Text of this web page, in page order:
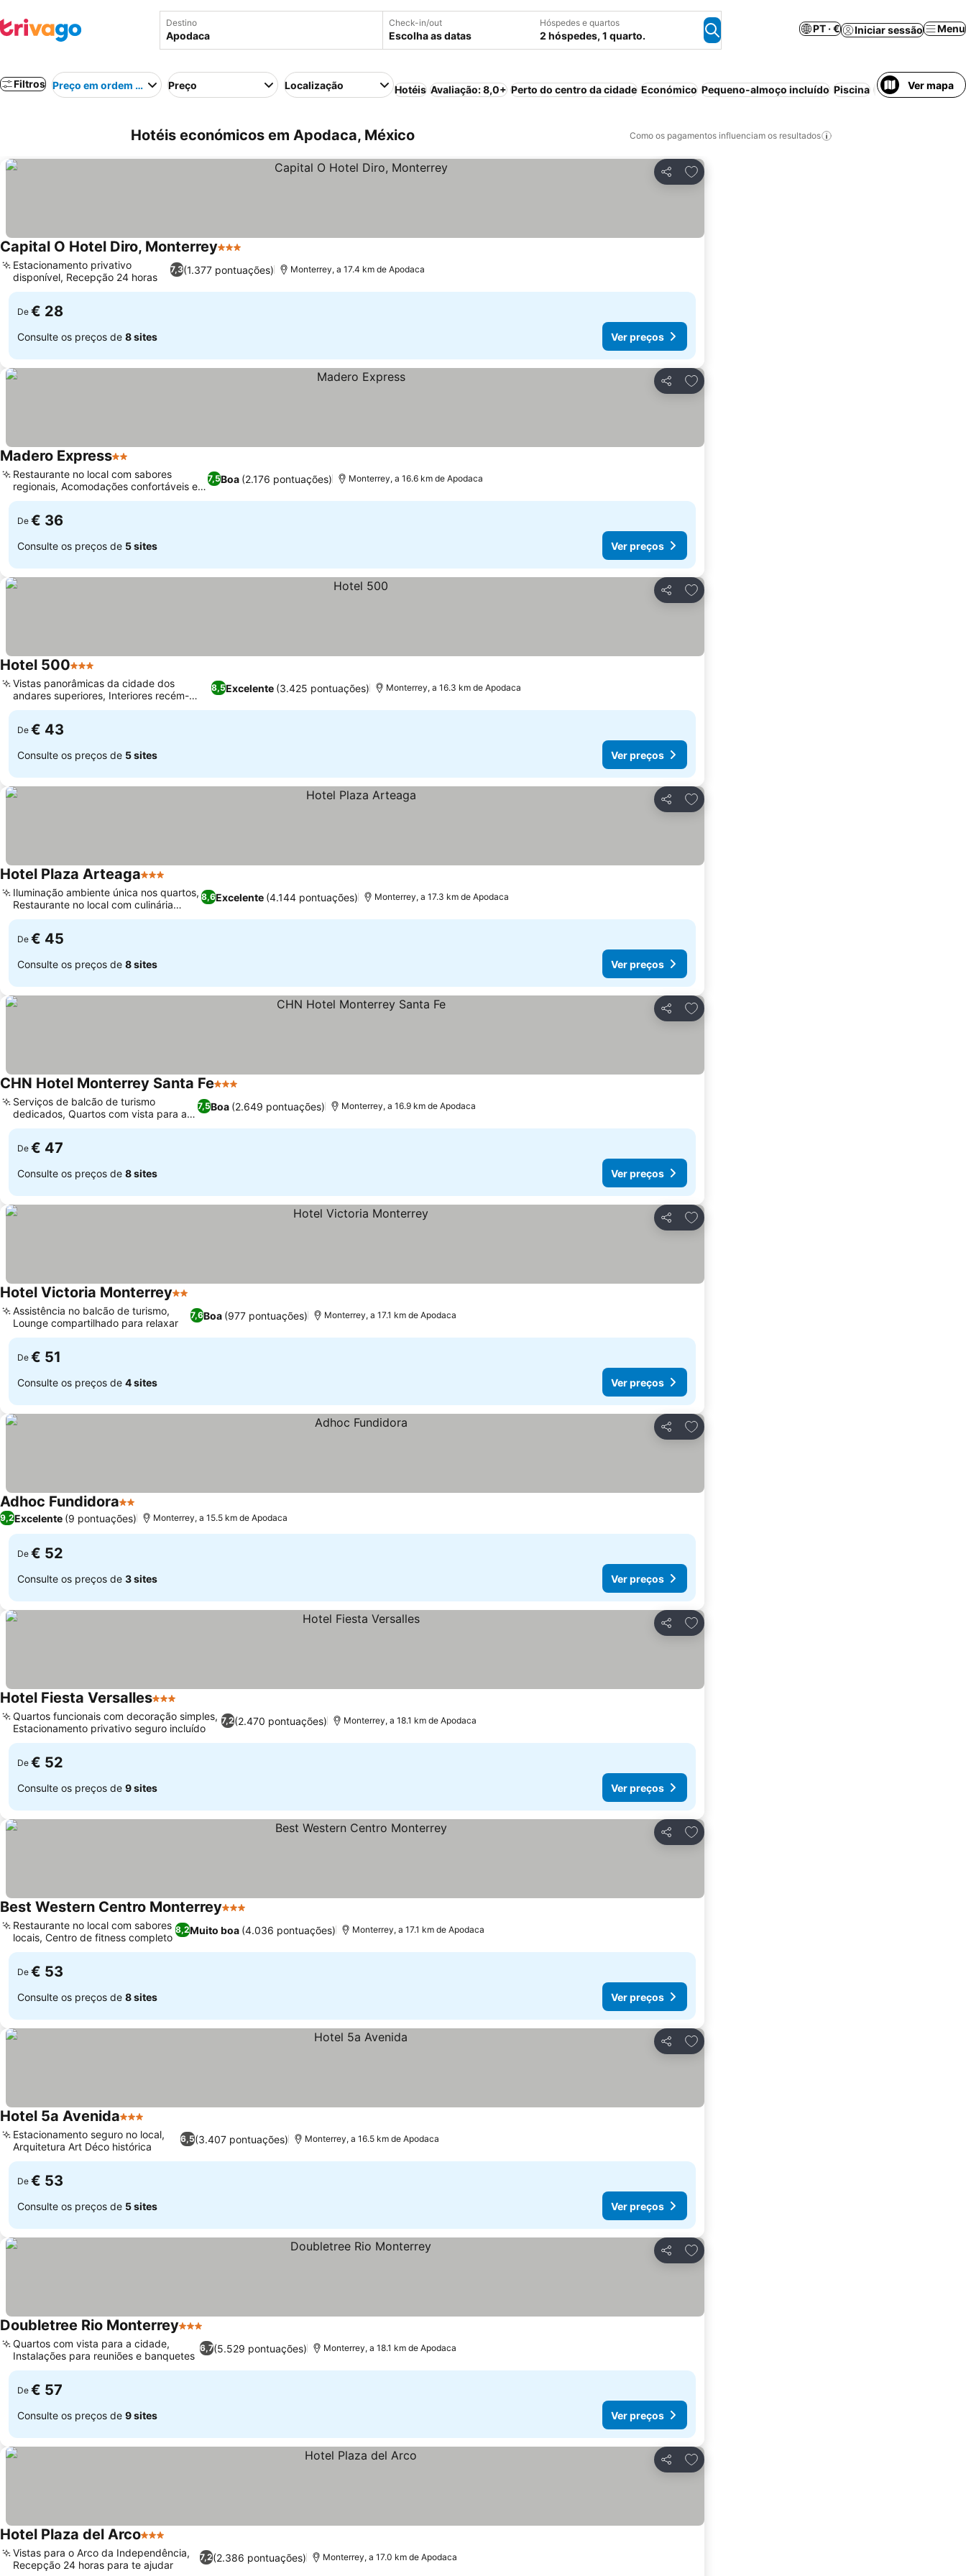
Destino Check-in/out
Escolha as datas
Hóspedes e quartos
2 hóspedes, 1 quarto.
PT · € Iniciar sessão Menu
Filtros Preço em ordem crescentePreço Localização Hotéis Avaliação: 8,0+ Perto do centro da cidade Económico Pequeno-almoço incluído Piscina Ver mapa
Hotéis económicos em Apodaca, México Como os pagamentos influenciam os resultados
Partilhar
Adicionar aos favoritos
Capital O Hotel Diro, Monterrey3 Estrelas
7,3(1.377 pontuações)
Estacionamento privativo
disponível, Recepção 24 horas
Monterrey, a 17.4 km de Apodaca
De € 28
Consulte os preços de 8 sites Ver preços
Partilhar
Adicionar aos favoritos
Madero Express2 Estrelas
7,5Boa (2.176 pontuações)
Restaurante no local com sabores
regionais, Acomodações confortáveis e
limpas
Monterrey, a 16.6 km de Apodaca
De € 36
Consulte os preços de 5 sites Ver preços
Partilhar
Adicionar aos favoritos
Hotel 5003 Estrelas
8,5Excelente (3.425 pontuações)
Vistas panorâmicas da cidade dos
andares superiores, Interiores recém-
renovados e limpos
Monterrey, a 16.3 km de Apodaca
De € 43
Consulte os preços de 5 sites Ver preços
Partilhar
Adicionar aos favoritos
Hotel Plaza Arteaga3 Estrelas
8,6Excelente (4.144 pontuações)
Iluminação ambiente única nos quartos,
Restaurante no local com culinária
autêntica
Monterrey, a 17.3 km de Apodaca
De € 45
Consulte os preços de 8 sites Ver preços
Partilhar
Adicionar aos favoritos
CHN Hotel Monterrey Santa Fe3 Estrelas
7,5Boa (2.649 pontuações)
Serviços de balcão de turismo
dedicados, Quartos com vista para a
cidade
Monterrey, a 16.9 km de Apodaca
De € 47
Consulte os preços de 8 sites Ver preços
Partilhar
Adicionar aos favoritos
Hotel Victoria Monterrey2 Estrelas
7,6Boa (977 pontuações)
Assistência no balcão de turismo,
Lounge compartilhado para relaxar
Monterrey, a 17.1 km de Apodaca
De € 51
Consulte os preços de 4 sites Ver preços
Partilhar
Adicionar aos favoritos
Adhoc Fundidora2 EstrelasVer preços
9,2Excelente (9 pontuações) Monterrey, a 15.5 km de Apodaca
De € 52
Consulte os preços de 3 sites Ver preços
Partilhar
Adicionar aos favoritos
Hotel Fiesta Versalles3 Estrelas
7,2(2.470 pontuações)
Quartos funcionais com decoração simples,
Estacionamento privativo seguro incluído
Monterrey, a 18.1 km de Apodaca
De € 52
Consulte os preços de 9 sites Ver preços
Partilhar
Adicionar aos favoritos
Best Western Centro Monterrey3 Estrelas
8,2Muito boa (4.036 pontuações)
Restaurante no local com sabores
locais, Centro de fitness completo
Monterrey, a 17.1 km de Apodaca
De € 53
Consulte os preços de 8 sites Ver preços
Partilhar
Adicionar aos favoritos
Hotel 5a Avenida3 Estrelas
6,5(3.407 pontuações)
Estacionamento seguro no local,
Arquitetura Art Déco histórica
Monterrey, a 16.5 km de Apodaca
De € 53
Consulte os preços de 5 sites Ver preços
Partilhar
Adicionar aos favoritos
Doubletree Rio Monterrey3 Estrelas
6,7(5.529 pontuações)
Quartos com vista para a cidade,
Instalações para reuniões e banquetes
Monterrey, a 18.1 km de Apodaca
De € 57
Consulte os preços de 9 sites Ver preços
Partilhar
Adicionar aos favoritos
Hotel Plaza del Arco3 Estrelas
7,2(2.386 pontuações)
Vistas para o Arco da Independência,
Recepção 24 horas para te ajudar
Monterrey, a 17.0 km de Apodaca